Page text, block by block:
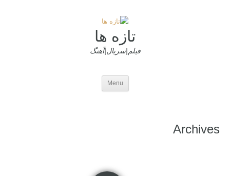
تازه ها
فیلم|سریال|آهنگ
Menu
Archives